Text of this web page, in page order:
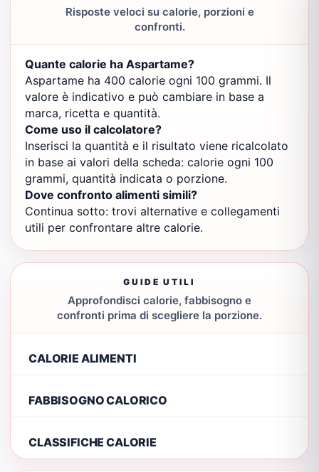
Risposte veloci su calorie, porzioni e
confronti.
Quante calorie ha Aspartame?
Aspartame ha 400 calorie ogni 100 grammi. Il
valore è indicativo e può cambiare in base a
marca, ricetta e quantità.
Come uso il calcolatore?
Inserisci la quantità e il risultato viene ricalcolato
in base ai valori della scheda: calorie ogni 100
grammi, quantità indicata o porzione.
Dove confronto alimenti simili?
Continua sotto: trovi alternative e collegamenti
utili per confrontare altre calorie.
GUIDE UTILI
Approfondisci calorie, fabbisogno e
confronti prima di scegliere la porzione.
CALORIE ALIMENTI
FABBISOGNO CALORICO
CLASSIFICHE CALORIE